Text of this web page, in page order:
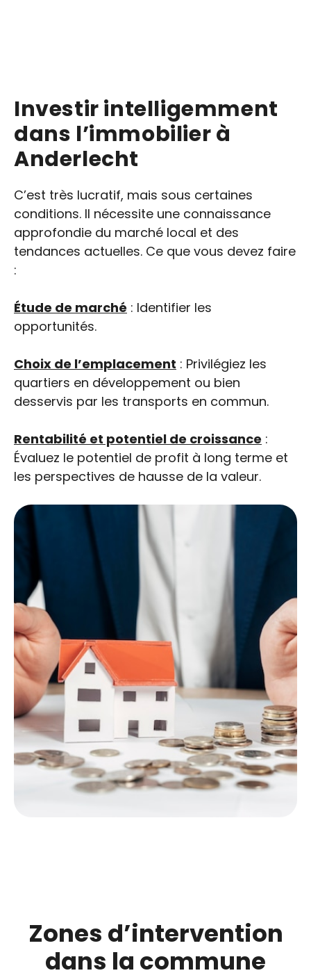
Investir intelligemment
dans l’immobilier à
Anderlecht
C’est très lucratif, mais sous certaines
conditions. Il nécessite une connaissance
approfondie du marché local et des
tendances actuelles. Ce que vous devez faire
:
Étude de marché : Identifier les
opportunités.
Choix de l’emplacement : Privilégiez les
quartiers en développement ou bien
desservis par les transports en commun.
Rentabilité et potentiel de croissance :
Évaluez le potentiel de profit à long terme et
les perspectives de hausse de la valeur.
Zones d’intervention
dans la commune